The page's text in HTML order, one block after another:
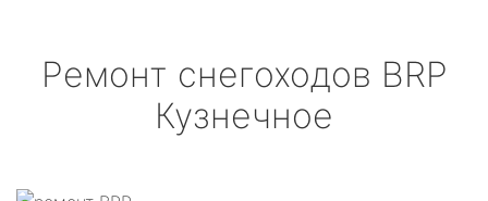
Ремонт снегоходов BRP
Кузнечное